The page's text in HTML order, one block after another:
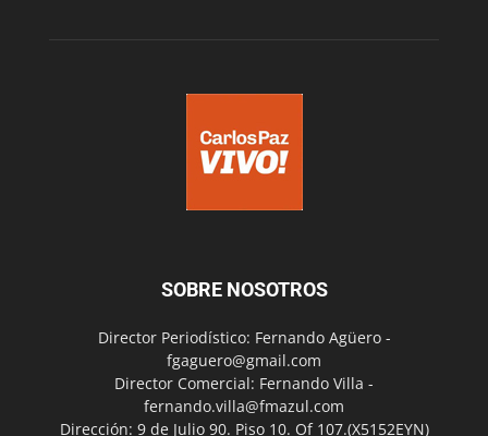
SOBRE NOSOTROS
Director Periodístico: Fernando Agüero -
fgaguero@gmail.com
Director Comercial: Fernando Villa -
fernando.villa@fmazul.com
Dirección: 9 de Julio 90. Piso 10. Of 107.(X5152EYN)